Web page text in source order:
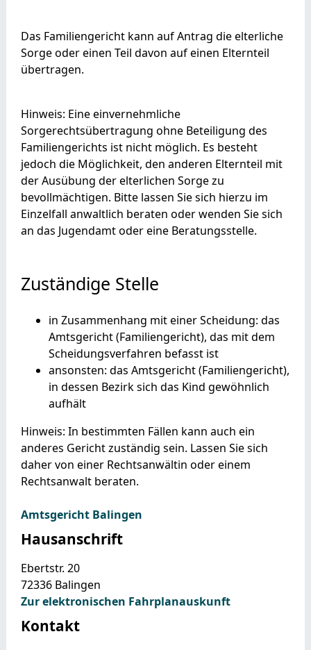
Das Familiengericht kann auf Antrag die elterliche
Sorge oder einen Teil davon auf einen Elternteil
übertragen.
Hinweis: Eine einvernehmliche
Sorgerechtsübertragung ohne Beteiligung des
Familiengerichts ist nicht möglich. Es besteht
jedoch die Möglichkeit, den anderen Elternteil mit
der Ausübung der elterlichen Sorge zu
bevollmächtigen. Bitte lassen Sie sich hierzu im
Einzelfall anwaltlich beraten oder wenden Sie sich
an das Jugendamt oder eine Beratungsstelle.
Zuständige Stelle
in Zusammenhang mit einer Scheidung: das
Amtsgericht (Familiengericht), das mit dem
Scheidungsverfahren befasst ist
ansonsten: das Amtsgericht (Familiengericht),
in dessen Bezirk sich das Kind gewöhnlich
aufhält
Hinweis: In bestimmten Fällen kann auch ein
anderes Gericht zuständig sein. Lassen Sie sich
daher von einer Rechtsanwältin oder einem
Rechtsanwalt beraten.
Amtsgericht Balingen
Hausanschrift
Ebertstr. 20
72336 Balingen
Zur elektronischen Fahrplanauskunft
Kontakt